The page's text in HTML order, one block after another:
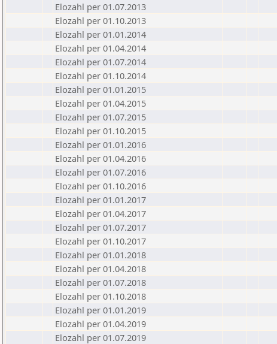
Elozahl per 01.07.2013
Elozahl per 01.10.2013
Elozahl per 01.01.2014
Elozahl per 01.04.2014
Elozahl per 01.07.2014
Elozahl per 01.10.2014
Elozahl per 01.01.2015
Elozahl per 01.04.2015
Elozahl per 01.07.2015
Elozahl per 01.10.2015
Elozahl per 01.01.2016
Elozahl per 01.04.2016
Elozahl per 01.07.2016
Elozahl per 01.10.2016
Elozahl per 01.01.2017
Elozahl per 01.04.2017
Elozahl per 01.07.2017
Elozahl per 01.10.2017
Elozahl per 01.01.2018
Elozahl per 01.04.2018
Elozahl per 01.07.2018
Elozahl per 01.10.2018
Elozahl per 01.01.2019
Elozahl per 01.04.2019
Elozahl per 01.07.2019